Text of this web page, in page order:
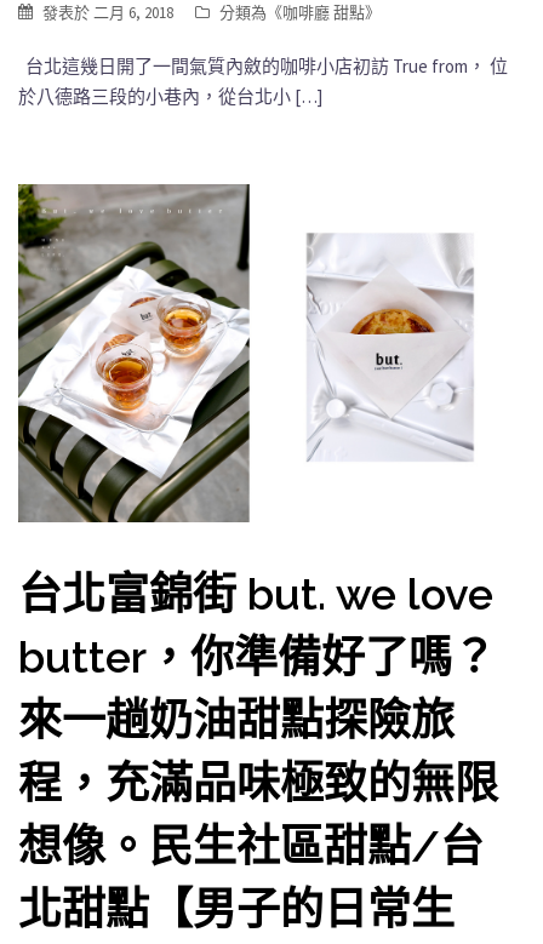
發表於二月 6, 2018 分類為《咖啡廳 甜點》
台北這幾日開了一間氣質內斂的咖啡小店初訪 True from， 位
於八德路三段的小巷內，從台北小 […]
台北富錦街 but. we love
butter，你準備好了嗎？
來一趟奶油甜點探險旅
程，充滿品味極致的無限
想像。民生社區甜點/台
北甜點【男子的日常生